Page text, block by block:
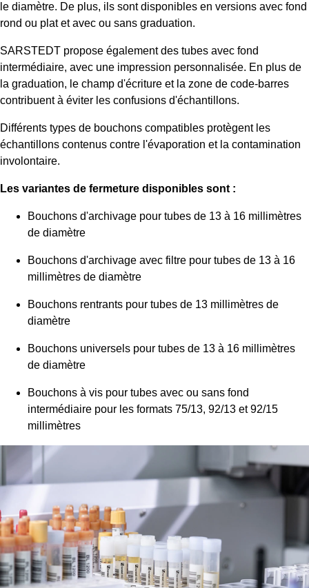
le diamètre. De plus, ils sont disponibles en versions avec fond
rond ou plat et avec ou sans graduation.
SARSTEDT propose également des tubes avec fond
intermédiaire, avec une impression personnalisée. En plus de
la graduation, le champ d'écriture et la zone de code-barres
contribuent à éviter les confusions d'échantillons.
Différents types de bouchons compatibles protègent les
échantillons contenus contre l'évaporation et la contamination
involontaire.
Les variantes de fermeture disponibles sont :
Bouchons d'archivage pour tubes de 13 à 16 millimètres
de diamètre
Bouchons d'archivage avec filtre pour tubes de 13 à 16
millimètres de diamètre
Bouchons rentrants pour tubes de 13 millimètres de
diamètre
Bouchons universels pour tubes de 13 à 16 millimètres
de diamètre
Bouchons à vis pour tubes avec ou sans fond
intermédiaire pour les formats 75/13, 92/13 et 92/15
millimètres